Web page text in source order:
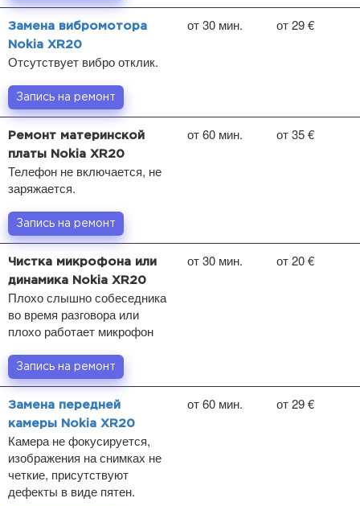
Замена вибромотора
Nokia XR20
Отсутствует вибро отклик.
от 30 мин. от 29 €
Запись на ремонт
Ремонт материнской
платы Nokia XR20
Телефон не включается, не
заряжается.
от 60 мин. от 35 €
Запись на ремонт
Чистка микрофона или
динамика Nokia XR20
Плохо слышно собеседника
во время разговора или
плохо работает микрофон
от 30 мин. от 20 €
Запись на ремонт
Замена передней
камеры Nokia XR20
Камера не фокусируется,
изображения на снимках не
четкие, присутствуют
дефекты в виде пятен.
от 60 мин. от 29 €